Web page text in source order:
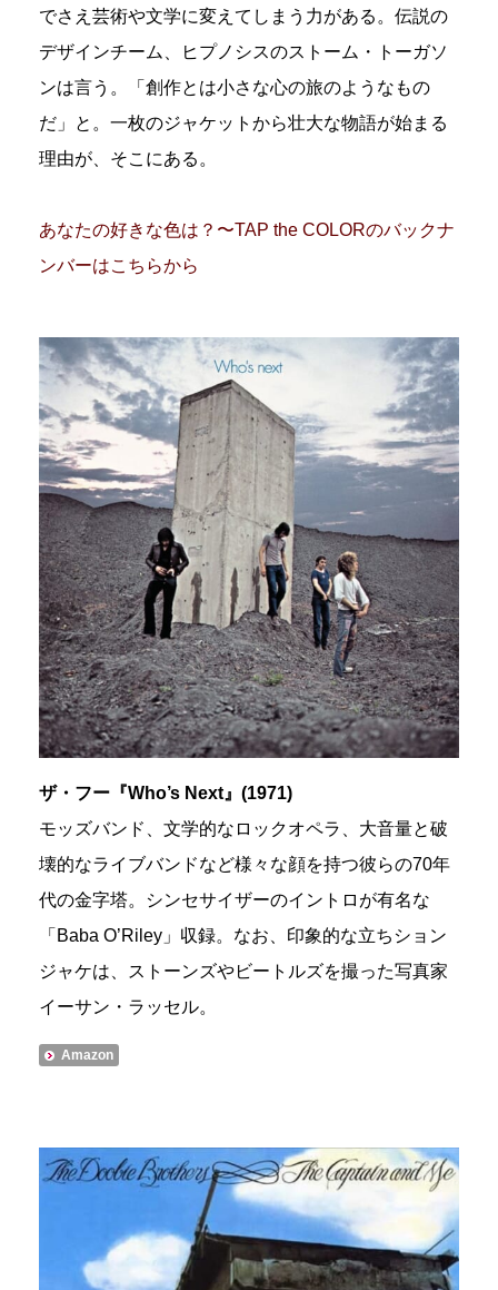
でさえ芸術や文学に変えてしまう力がある。伝説の
デザインチーム、ヒプノシスのストーム・トーガソ
ンは言う。「創作とは小さな心の旅のようなもの
だ」と。一枚のジャケットから壮大な物語が始まる
理由が、そこにある。
あなたの好きな色は？〜TAP the COLORのバックナ
ンバーはこちらから
ザ・フー『Who’s Next』(1971)
モッズバンド、文学的なロックオペラ、大音量と破
壊的なライブバンドなど様々な顔を持つ彼らの70年
代の金字塔。シンセサイザーのイントロが有名な
「Baba O’Riley」収録。なお、印象的な立ちション
ジャケは、ストーンズやビートルズを撮った写真家
イーサン・ラッセル。
Amazon